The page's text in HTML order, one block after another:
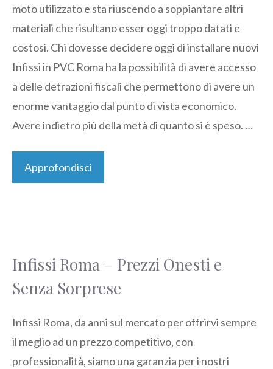
moto utilizzato e sta riuscendo a soppiantare altri
materiali che risultano esser oggi troppo datati e
costosi. Chi dovesse decidere oggi di installare nuovi
Infissi in PVC Roma ha la possibilità di avere accesso
a delle detrazioni fiscali che permettono di avere un
enorme vantaggio dal punto di vista economico.
Avere indietro più della metà di quanto si è speso. …
Approfondisci
Infissi Roma – Prezzi Onesti e
Senza Sorprese
Infissi Roma, da anni sul mercato per offrirvi sempre
il meglio ad un prezzo competitivo, con
professionalità, siamo una garanzia per i nostri